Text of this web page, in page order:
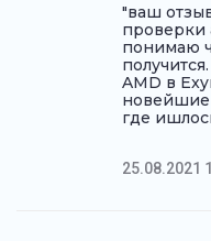
"ваш
проверки
понимаю
AMD в
новейшие
где
25.08.2021